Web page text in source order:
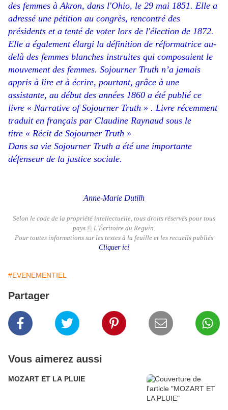
des femmes à Akron, dans l'Ohio, le 29 mai 1851. Elle a
adressé une pétition au congrès, rencontré des
présidents et a tenté de voter lors de l'élection de 1872.
Elle a également élargi la définition de réformatrice au-
delà des femmes blanches instruites qui composaient le
mouvement des femmes. Sojourner Truth n’a jamais
appris à lire et à écrire, pourtant, grâce à une
assistante, au début des années 1860 a été publié ce
livre « Narrative of Sojourner Truth » . Livre récemment
traduit en français par Claudine Raynaud sous le
titre « Récit de Sojourner Truth »
Dans sa vie Sojourner Truth a été une importante
défenseur de la justice sociale.
Anne-Marie Dutilh
Selon le code de la propriété intellectuelle, tous droits réservés pour tous
pays © L'Écritoire du Reguin.
Pour toutes informations sur les textes à la feuille et les recueils publiés
Cliquer ici
#EVENEMENTIEL
Partager
Vous aimerez aussi
MOZART ET LA PLUIE